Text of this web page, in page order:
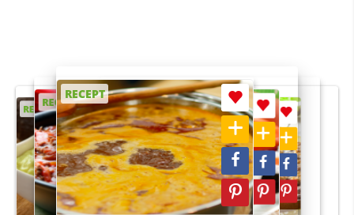
RECEPT
RECEPT
RECEPT
RECEPT
RECEPT